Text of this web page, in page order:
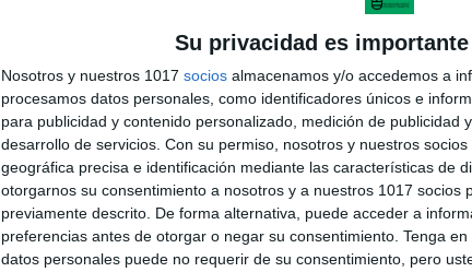
Su privacidad es
Nosotros y nuestros 1017 socios almacenamos y/o accedemos a
procesamos datos personales, como identificadores únicos e
para publicidad y contenido personalizado, medición de publicidad
desarrollo de servicios. Con su permiso, nosotros y nuestros
geográfica precisa e identificación mediante las características de
otorgarnos su consentimiento a nosotros y a nuestros 1017 socios
previamente descrito. De forma alternativa, puede acceder a
preferencias antes de otorgar o negar su consentimiento. Tenga
datos personales puede no requerir de su consentimiento, pero